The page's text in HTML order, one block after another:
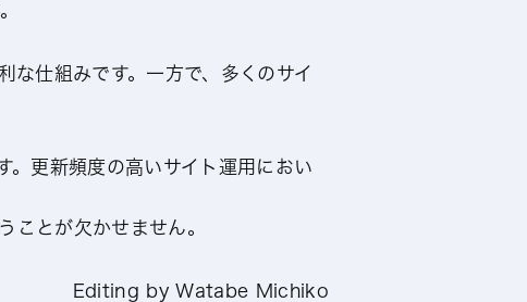
仕組みです。一方で、多くのサイ
。更新頻度の高いサイト運用におい
ことが欠かせません。
Editing by Watabe Michiko